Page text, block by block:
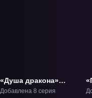
«Душа дракона»
ТВ-1
Добавлена 8 серия